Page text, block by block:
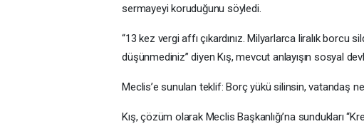
sermayeyi koruduğunu söyledi.
“13 kez vergi affı çıkardınız. Milyarlarca liralık
düşünmediniz” diyen Kış, mevcut anlayışın sosyal
Meclis’e sunulan teklif: Borç yükü silinsin, vatandaş
Kış, çözüm olarak Meclis Başkanlığı’na sundukları